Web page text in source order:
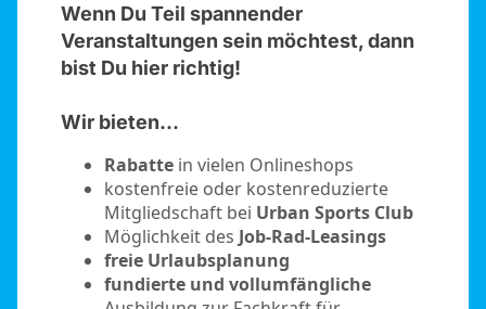
Wenn Du Teil spannender
Veranstaltungen sein möchtest, dann
bist Du hier richtig!
Wir bieten…
Rabatte in vielen Onlineshops
kostenfreie oder kostenreduzierte
Mitgliedschaft bei Urban Sports Club
Möglichkeit des Job-Rad-Leasings
freie Urlaubsplanung
fundierte und vollumfängliche